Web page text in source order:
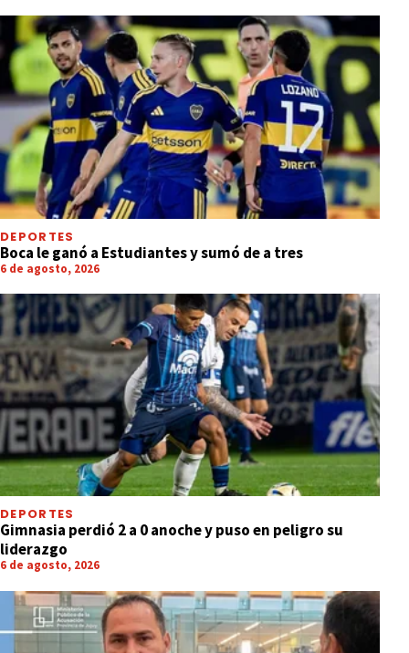
DEPORTES
Boca le ganó a Estudiantes y sumó de a tres
6 de agosto, 2026
DEPORTES
Gimnasia perdió 2 a 0 anoche y puso en peligro su
liderazgo
6 de agosto, 2026